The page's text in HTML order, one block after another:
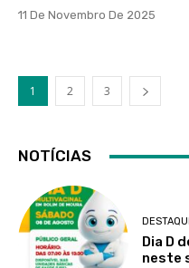
11 De Novembro De 2025
1 2 3
NOTÍCIAS
Dia D
neste